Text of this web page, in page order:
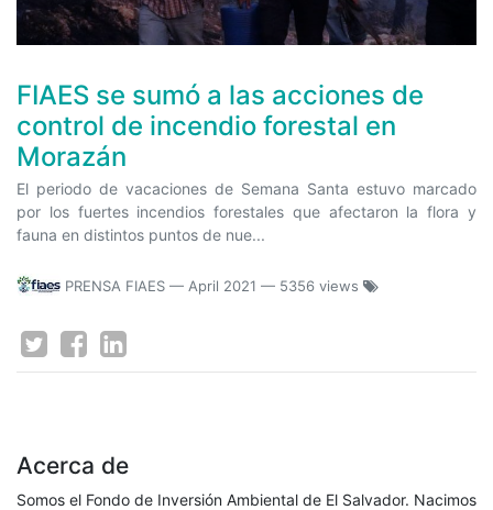
FIAES se sumó a las acciones de
control de incendio forestal en
Morazán
El periodo de vacaciones de Semana Santa estuvo marcado
por los fuertes incendios forestales que afectaron la flora y
fauna en distintos puntos de nue...
PRENSA FIAES — April 2021 — 5356 views
Acerca de
Somos el Fondo de Inversión Ambiental de El Salvador. Nacimos